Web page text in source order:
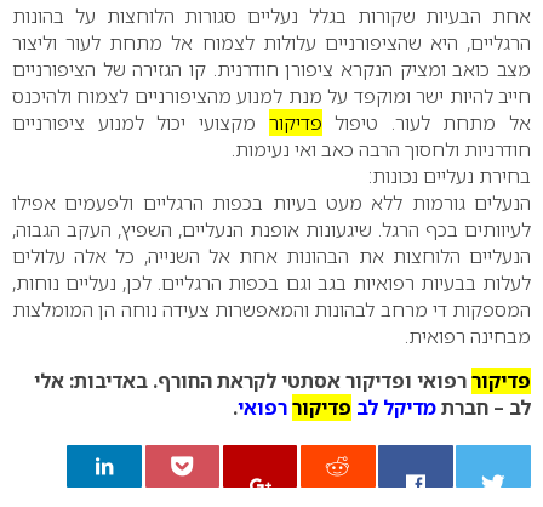
אחת הבעיות שקורות בגלל נעליים סגורות הלוחצות על בהונות
הרגליים, היא שהציפורניים עלולות לצמוח אל מתחת לעור וליצור
מצב כואב ומציק הנקרא ציפורן חודרנית. קו הגזירה של הציפורניים
חייב להיות ישר ומוקפד על מנת למנוע מהציפורניים לצמוח ולהיכנס
אל מתחת לעור. טיפול פדיקור מקצועי יכול למנוע ציפורניים
חודרניות ולחסוך הרבה כאב ואי נעימות.
בחירת נעליים נכונות:
הנעלים גורמות ללא מעט בעיות בכפות הרגליים ולפעמים אפילו
לעיוותים בכף הרגל. שיגעונות אופנת הנעליים, השפיץ, העקב הגבוה,
הנעליים הלוחצות את הבהונות אחת אל השנייה, כל אלה עלולים
לעלות בבעיות רפואיות בגב וגם בכפות הרגליים. לכן, נעליים נוחות,
המספקות די מרחב לבהונות והמאפשרות צעידה נוחה הן המומלצות
מבחינה רפואית.
פדיקוררפואי ופדיקור אסתטי לקראת החורף. באדיבות: אלי
לב – חברתמדיקל לב פדיקוררפואי.